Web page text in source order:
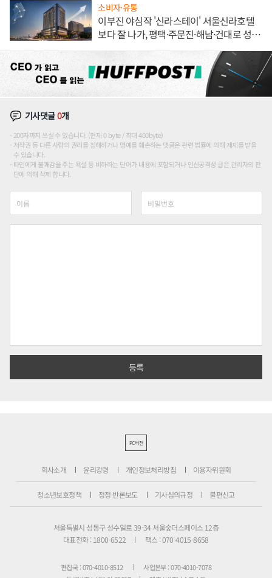
소비자·유통
이부진 야심작 '신라스테이' 서울신라호텔
보다 잘 나가, 평택·주문진·해남·건대로 성
기사댓글0개
200자까지 쓰실 수 있습니다. (현재 0 byte / 최대 400byte)
저작권 등 다른 사람의 권리를 침해하거나 명예를 훼손하는 댓글은 관련 법률에 의해 제재를 받을
수 있습니다.
타인에게 불쾌감을 주는 욕설 등 비하하는 단어가 내용에 포함되거나 인신공격성 글은 관리자의 판
단에 의해 삭제 합니다.
PC버전
회사소개 윤리강령 개인정보처리방침 이용자위원회
청소년보호정책 정정·반론보도 기사심의규정 불편신고
서울특별시 성동구 성수일로 39-34 서울숲더스페이스 12층
대표전화 : 1800-6522
팩스 : 070-4015-8658
편집국 : 070-4010-8512
사업본부 : 070-4010-7078